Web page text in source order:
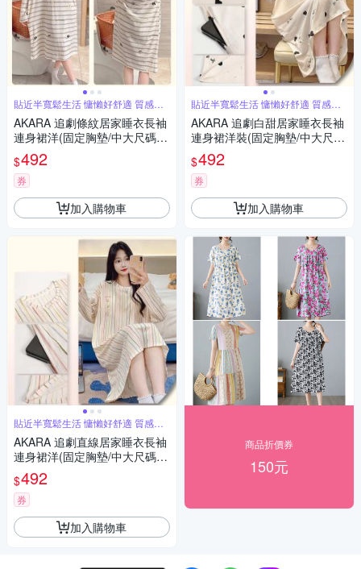
貼近半寬鬆生活 慵懶好舒適 質感居
家
AKARA 追劇條紋居家睡衣長袖
連身裙洋(固定胸墊/中大尺碼2X
L/保暖發熱)
$492
券
加入購物車
貼近半寬鬆生活 慵懶好舒適 質感居
家
AKARA 追劇直線居家睡衣長袖
連身裙洋(固定胸墊/中大尺碼2X
L/保暖發熱)
$492
券
加入購物車
貼近半寬鬆生活 慵懶好舒適 質感居
家
AKARA 追劇白甜居家睡衣長袖
連身裙洋裝(固定胸墊/中大尺碼
2XL/保暖發熱)
$492
券
加入購物車
商品折價券
150元